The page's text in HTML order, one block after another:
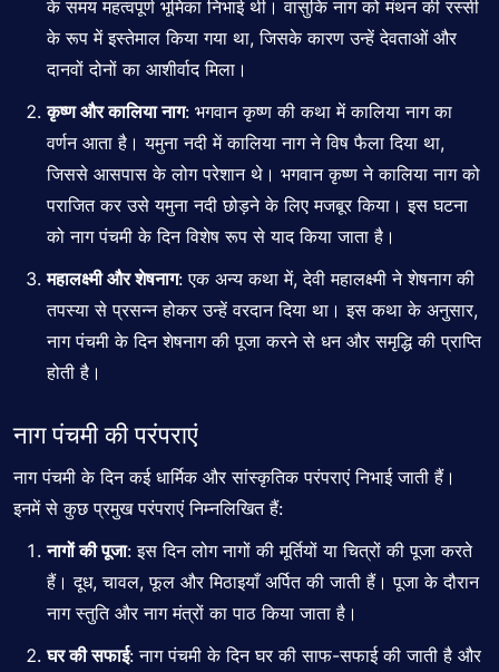
के समय महत्वपूर्ण भूमिका निभाई थी। वासुकि नाग को मंथन की रस्सी
के रूप में इस्तेमाल किया गया था, जिसके कारण उन्हें देवताओं और
दानवों दोनों का आशीर्वाद मिला।
कृष्ण और कालिया नाग: भगवान कृष्ण की कथा में कालिया नाग का
वर्णन आता है। यमुना नदी में कालिया नाग ने विष फैला दिया था,
जिससे आसपास के लोग परेशान थे। भगवान कृष्ण ने कालिया नाग को
पराजित कर उसे यमुना नदी छोड़ने के लिए मजबूर किया। इस घटना
को नाग पंचमी के दिन विशेष रूप से याद किया जाता है।
महालक्ष्मी और शेषनाग: एक अन्य कथा में, देवी महालक्ष्मी ने शेषनाग की
तपस्या से प्रसन्न होकर उन्हें वरदान दिया था। इस कथा के अनुसार,
नाग पंचमी के दिन शेषनाग की पूजा करने से धन और समृद्धि की प्राप्ति
होती है।
नाग पंचमी की परंपराएं
नाग पंचमी के दिन कई धार्मिक और सांस्कृतिक परंपराएं निभाई जाती हैं।
इनमें से कुछ प्रमुख परंपराएं निम्नलिखित हैं:
नागों की पूजा: इस दिन लोग नागों की मूर्तियों या चित्रों की पूजा करते
हैं। दूध, चावल, फूल और मिठाइयाँ अर्पित की जाती हैं। पूजा के दौरान
नाग स्तुति और नाग मंत्रों का पाठ किया जाता है।
घर की सफाई: नाग पंचमी के दिन घर की साफ-सफाई की जाती है और